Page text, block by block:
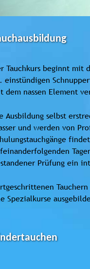
Tauchkurs beginnt mit
einstündigen
dem nassen Element
Ausbildung selbst
und werden von
Prüfung ein
Spezialkurse